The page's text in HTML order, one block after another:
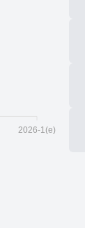
2026-1(e)